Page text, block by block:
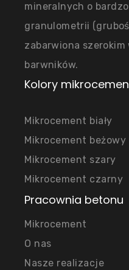
mineralnych o bardzo
granulometrii
zabarwiona szerokim
barwników.
Kolory
Mikrocement biały
Mikrocement beżowy
Mikrocement szary
Mikrocement czarny
Pracownia betonu
Mikrocement
O nas
Nasze realizacje